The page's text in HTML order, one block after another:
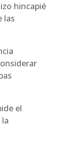
hincapié
las
el